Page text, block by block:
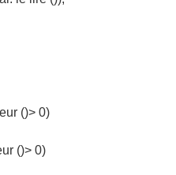
()> 0)
()> 0)